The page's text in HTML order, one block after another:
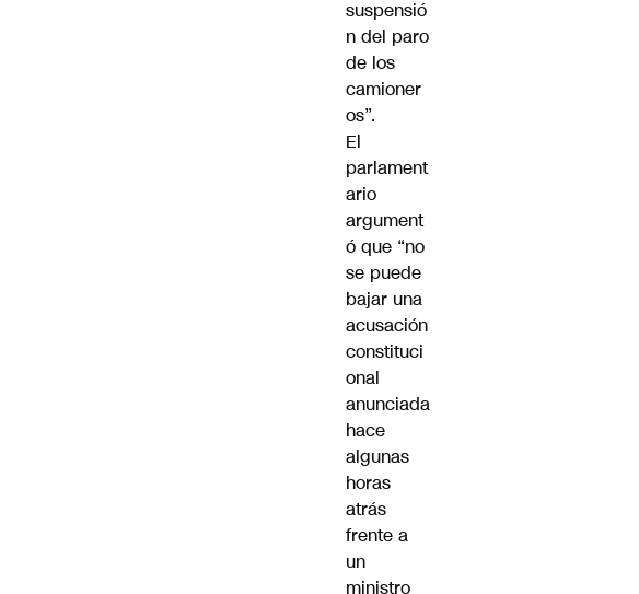
suspensió
n del paro
de los
camioner
os”.
El
parlament
ario
argument
ó que “no
se puede
bajar una
acusación
constituci
onal
anunciada
hace
algunas
horas
atrás
frente a
un
ministro